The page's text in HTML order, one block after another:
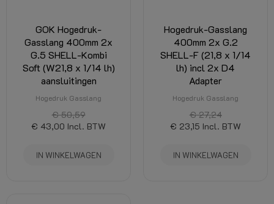
GOK Hogedruk-
Gasslang 400mm 2x
G.5 SHELL-Kombi
Soft (W21,8 x 1/14 lh)
aansluitingen
Hogedruk Gasslang
€ 50,59
€ 43,00 Incl. BTW
IN WINKELWAGEN
Hogedruk-Gasslang
400mm 2x G.2
SHELL-F (21,8 x 1/14
lh) incl 2x D4
Adapter
Hogedruk Gasslang
€ 27,24
€ 23,15 Incl. BTW
IN WINKELWAGEN